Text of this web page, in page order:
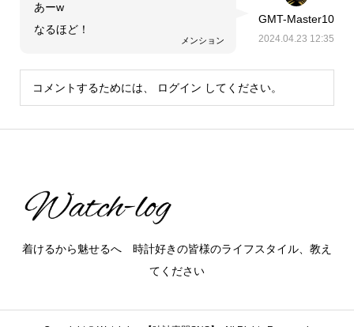
GMT-Master10
2024.04.23 12:35
メンション
あーw
なるほど！
コメントするためには、 ログイン してください。
着けるから魅せるへ 時計好きの皆様のライフスタイル、教え
てください